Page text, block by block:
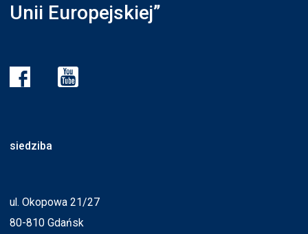
Unii Europejskiej”
siedziba
ul. Okopowa 21/27
80-810 Gdańsk